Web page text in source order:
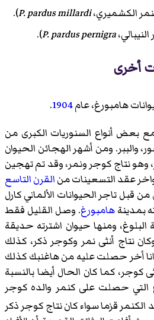
الكشميري،P. pardus millardi
).
P. pardus pernigra
).
أخرى
هامبورغ، عام1904
.
بعض أنواع السنوريات الكبرى من
والببر. ومن أشهر الهجائن الحيوان
وهو نتاج كوجر ونمر، وقد تم تهجين
القرن التاسع
من قبل تاجر الحيوانات الألمانيكارل
بمدينةهامبورغ. وصل القليل فقط
ومنها حيوان اشترته حديقة
نتاج أنثى نمر وكوجر ذكر، كذلك
أخر حصلت عليه من هاغنبك كذلك
كوجر، كما كان الحال أيضا بالنسبة
التي حصلت على كنمر والده كوجر
الكنمر قزما سواء كان نتاج كوجر ذكر